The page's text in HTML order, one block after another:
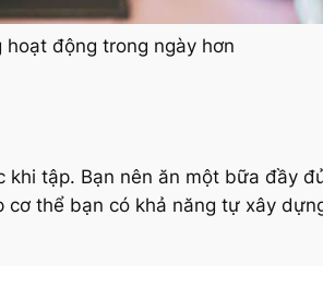
động trong ngày hơn
tập. Bạn nên ăn một bữa đầy
thể bạn có khả năng tự xây